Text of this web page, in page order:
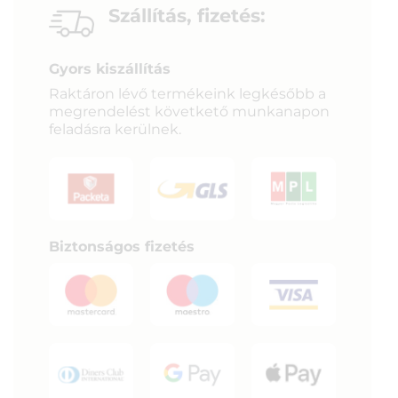
Szállítás, fizetés:
Gyors kiszállítás
Raktáron lévő termékeink legkésőbb a
megrendelést követkető munkanapon
feladásra kerülnek.
Biztonságos fizetés